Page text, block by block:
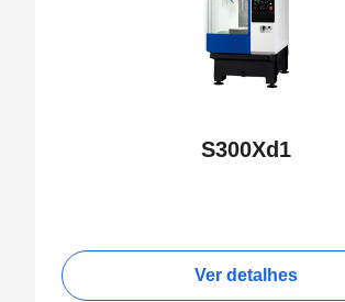
S300Xd1
Ver detalhes